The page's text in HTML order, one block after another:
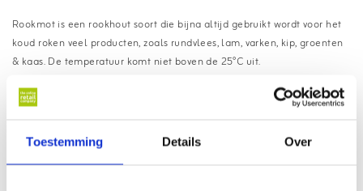
Toestemming Details Over
Rookmot is een rookhout soort die bijna altijd gebruikt wordt voor het
koud roken veel producten, zoals rundvlees, lam, varken, kip, groenten
& kaas. De temperatuur komt niet boven de 25°C uit.
Voordelen van de Barbecook
rookmot eik whiskey:
Meest geschikt voor koud roken
100% natuurlijk